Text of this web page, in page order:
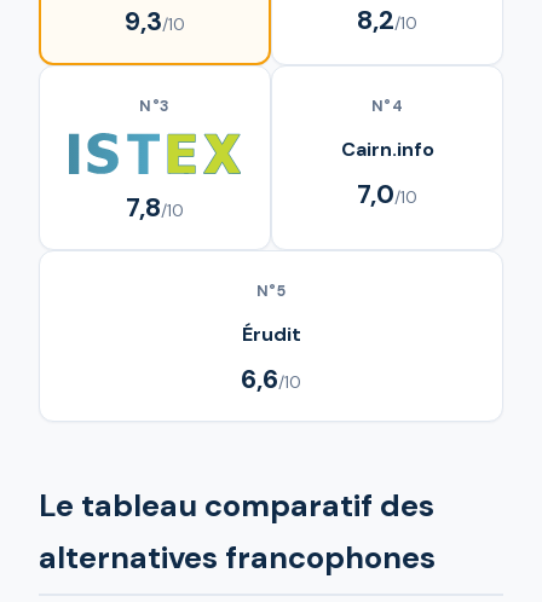
9,3/10 8,2/10
N°3
7,8/10
N°4
Cairn.info
7,0/10
N°5
Érudit
6,6/10
Le tableau comparatif des
alternatives francophones